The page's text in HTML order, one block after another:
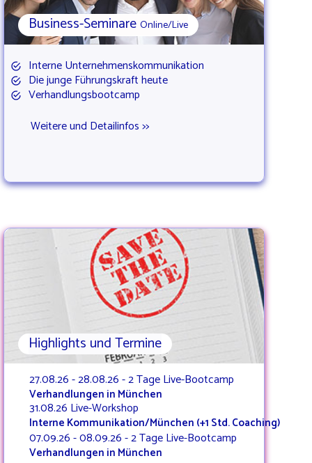
Business-Seminare Online/Live
Interne Unternehmenskommunikation
Die junge Führungskraft heute
Verhandlungsbootcamp
Weitere und Detailinfos >>
Highlights und Termine
27.08.26 - 28.08.26 - 2 Tage Live-Bootcamp
Verhandlungen in München
31.08.26 Live-Workshop
Interne Kommunikation/München (+1 Std. Coaching)
07.09.26 - 08.09.26 - 2 Tage Live-Bootcamp
Verhandlungen in München